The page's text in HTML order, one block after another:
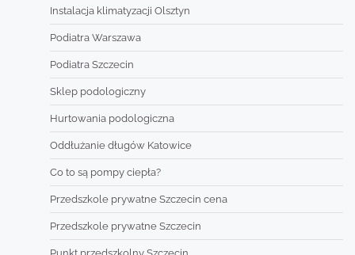
Instalacja klimatyzacji Olsztyn
Podiatra Warszawa
Podiatra Szczecin
Sklep podologiczny
Hurtowania podologiczna
Oddłużanie długów Katowice
Co to są pompy ciepła?
Przedszkole prywatne Szczecin cena
Przedszkole prywatne Szczecin